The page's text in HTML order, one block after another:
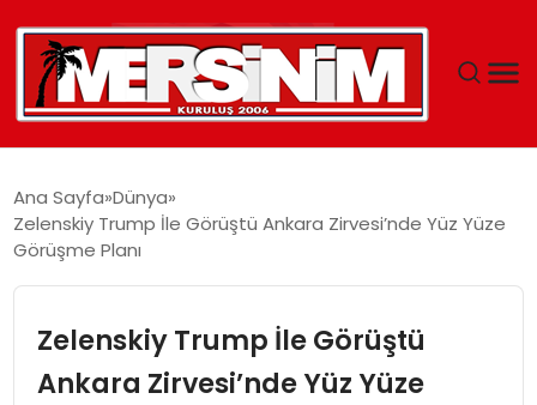
YAŞAM
Ana Sayfa Dünya
Zelenskiy Trump İle Görüştü Ankara Zirvesi’nde Yüz Yüze
Görüşme Planı
Zelenskiy Trump İle Görüştü
Ankara Zirvesi’nde Yüz Yüze